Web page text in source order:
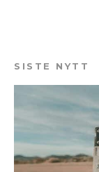
SISTE NYTT